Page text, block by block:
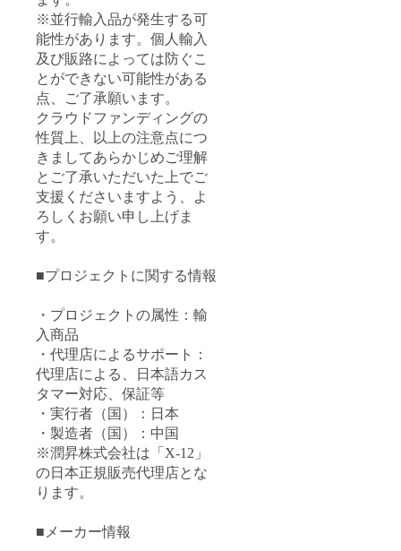
※並行輸入品が発生する可
能性があります。個人輸入
及び販路によっては防ぐこ
とができない可能性がある
点、ご了承願います。
クラウドファンディングの
性質上、以上の注意点につ
きましてあらかじめご理解
とご了承いただいた上でご
支援くださいますよう、よ
ろしくお願い申し上げま
す。
■プロジェクトに関する情報
・プロジェクトの属性：輸
入商品
・代理店によるサポート：
代理店による、日本語カス
タマー対応、保証等
・実行者（国）：日本
・製造者（国）：中国
※潤昇株式会社は「X-12」
の日本正規販売代理店とな
ります。
■メーカー情報